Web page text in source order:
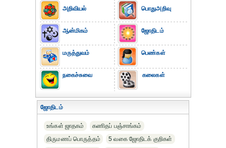
அறிவியல்
ஆன்மிகம்
மருத்துவம்
நகைச்சுவை
பொதுஅறிவு
ஜோதிடம்
பெண்கள்
கலைகள்
ஜோதிடம்
உங்கள் ஜாதகம்
கணிதப் பஞ்சாங்கம்
திருமணப் பொருத்தம்
5 வகை ஜோதிடக் குறிகள்